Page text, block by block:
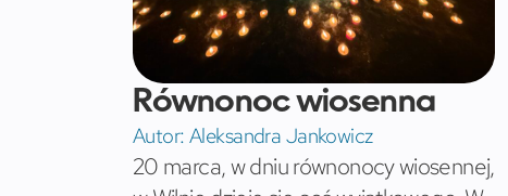
Równonoc wiosenna
Autor: Aleksandra Jankowicz
20 marca, w dniu równonocy wiosennej,